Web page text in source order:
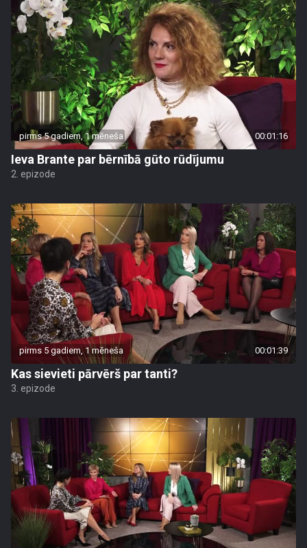
pirms 5 gadiem, 1 mēneša 00:01:16
Ieva Brante par bērnībā gūto rūdījumu
2. epizode
pirms 5 gadiem, 1 mēneša 00:01:39
Kas sievieti pārvērš par tanti?
3. epizode